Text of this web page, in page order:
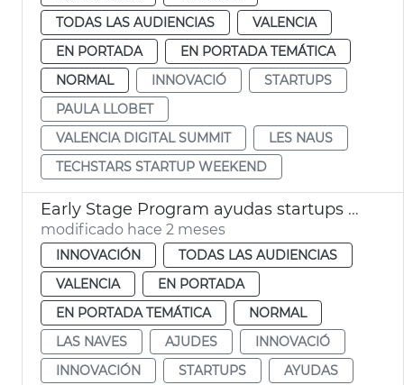
TODAS LAS AUDIENCIAS
VALENCIA
EN PORTADA
EN PORTADA TEMÁTICA
NORMAL
INNOVACIÓ
STARTUPS
PAULA LLOBET
VALENCIA DIGITAL SUMMIT
LES NAUS
TECHSTARS STARTUP WEEKEND
Early Stage Program ayudas startups València
modificado hace 2 meses
INNOVACIÓN
TODAS LAS AUDIENCIAS
VALENCIA
EN PORTADA
EN PORTADA TEMÁTICA
NORMAL
LAS NAVES
AJUDES
INNOVACIÓ
INNOVACIÓN
STARTUPS AYUDAS